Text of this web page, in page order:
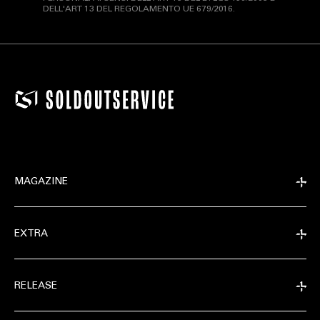
DELL'ART 13 DEL REGOLAMENTO UE 679/2016.
MAGAZINE
EXTRA
RELEASE